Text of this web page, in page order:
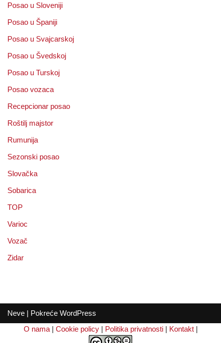
Posao u Sloveniji
Posao u Španiji
Posao u Svajcarskoj
Posao u Švedskoj
Posao u Turskoj
Posao vozaca
Recepcionar posao
Roštilj majstor
Rumunija
Sezonski posao
Slovačka
Sobarica
TOP
Varioc
Vozač
Zidar
Neve | Pokreće WordPress
O nama | Cookie policy | Politika privatnosti | Kontakt |